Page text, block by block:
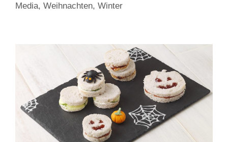
Media, Weihnachten, Winter